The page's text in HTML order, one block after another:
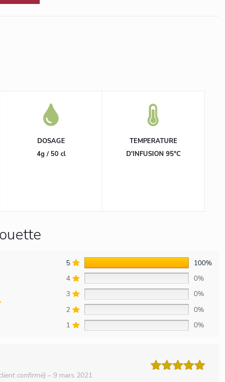
DOSAGE
4g / 50 cl
TEMPERATURE
D'INFUSION 95°C
5
100%
4
0%
3
0%
2
0%
1
0%
confirmé) – 9 mars 2021